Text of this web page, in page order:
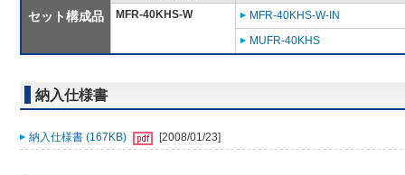
セット構成品
MFR-40KHS-W
MFR-40KHS-W-IN
MUFR-40KHS
納入仕様書
納入仕様書 (167KB) [2008/01/23]